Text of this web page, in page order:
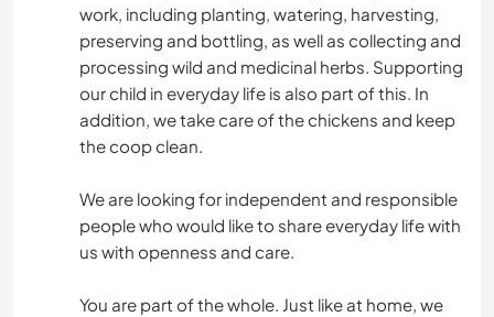
work, including planting, watering, harvesting,
preserving and bottling, as well as collecting and
processing wild and medicinal herbs. Supporting
our child in everyday life is also part of this. In
addition, we take care of the chickens and keep
the coop clean.
We are looking for independent and responsible
people who would like to share everyday life with
us with openness and care.
You are part of the whole. Just like at home, we